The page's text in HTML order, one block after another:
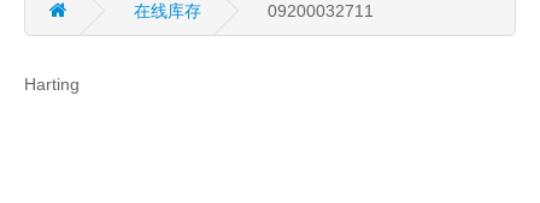
在线库存 09200032711
Harting